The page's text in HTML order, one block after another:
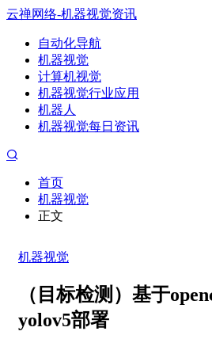
云禅网络-机器视觉资讯
自动化导航
机器视觉
计算机视觉
机器视觉行业应用
机器人
机器视觉每日资讯
首页
机器视觉
正文
机器视觉
（目标检测）基于
yolov5部署